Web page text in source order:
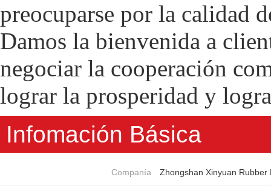
preocuparse por la calidad
Damos la bienvenida a
negociar la cooperación
lograr la prosperidad y
Infomación Básica
Companía Zhongshan Xinyuan Rubber